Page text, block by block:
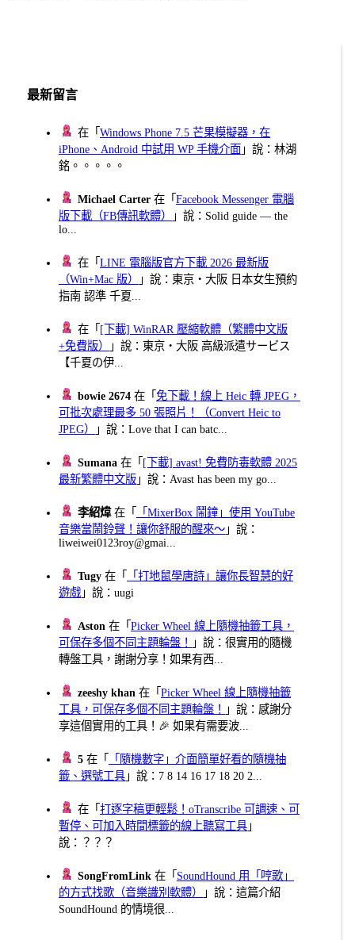
最新留言
在「Windows Phone 7.5 芒果模擬器，在
iPhone、Android 中試用 WP 手機介面 」說：林湖
銘。。。。。
Michael Carter 在「Facebook Messenger 電腦
版下載（FB傳訊軟體）
」說：Solid guide — the
lo...
在「LINE 電腦版官方下載 2026 最新版
（Win+Mac 版）
」說：東京・大阪 日本女生預約
指南 認準 千夏...
在「 [下載] WinRAR 壓縮軟體（繁體中文版
+免費版）
」說：東京・大阪 高級派遣サービス
【千夏の伊...
bowie 2674 在「免下載！線上 Heic 轉 JPEG，
可批次處理最多 50 張照片！（Convert Heic to
JPEG）
」說：Love that I can batc...
Sumana 在「 [下載] avast! 免費防毒軟體 2025
最新繁體中文版 」說：Avast has been my go...
李紹煒在「
「MixerBox 鬧鐘」使用 YouTube
音樂當鬧鈴聲！讓你舒服的醒來～ 」說：
liweiwei0123roy@gmai...
Tugy 在「
「打地鼠學唐詩」讓你長智慧的好
遊戲 」說：uugi
Aston 在「Picker Wheel 線上隨機抽籤工具，
可保存多個不同主題輪盤！
」說：很實用的隨機
轉盤工具，謝謝分享！如果有西...
zeeshy khan 在「Picker Wheel 線上隨機抽籤
工具，可保存多個不同主題輪盤！
」說：感謝分
享這個實用的工具！🎉 如果有需要波...
5 在「
「隨機數字」介面簡單好看的隨機抽
籤、選號工具 」說：7 8 14 16 17 18 20 2...
在「打逐字稿更輕鬆！oTranscribe 可調速、可
暫停、可加入時間標籤的線上聽寫工具 」
說：？？？
SongFromLink 在「 SoundHound 用「哼歌」
的方式找歌（音樂識別軟體）
」說：這篇介紹
SoundHound 的情境很...